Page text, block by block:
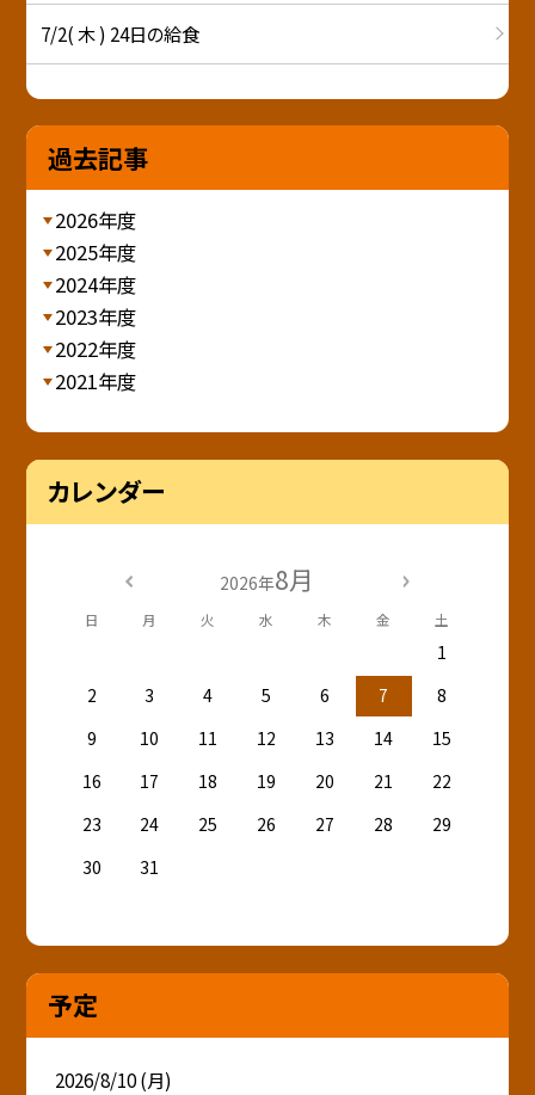
7/2( 木 ) 24日の給食
過去記事
2026年度
2025年度
2024年度
2023年度
2022年度
2021年度
カレンダー
2026年8月
日 月 火 水 木 金 土
1
2
3 4 5 6 7
8
9
10 11 12 13 14
15
16
17 18 19 20 21
22
23
24 25 26 27 28
29
30
31
予定
2026/8/10 (月)